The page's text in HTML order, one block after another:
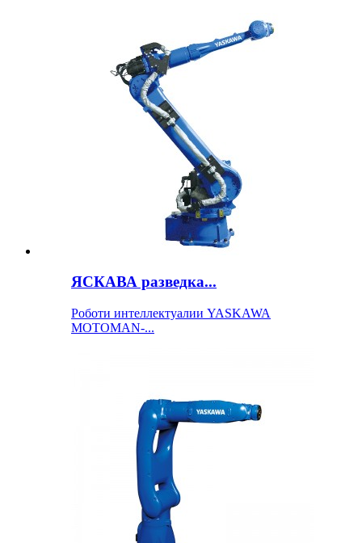
ЯСКАВА разведка...
Роботи интеллектуалии YASKAWA
MOTOMAN-...